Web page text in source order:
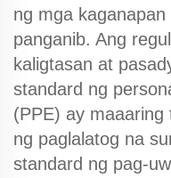
ng mga
panganib. Ang
kaligtasan at
standard ng
(PPE) ay maaaring
ng paglalatog na
standard ng pag-